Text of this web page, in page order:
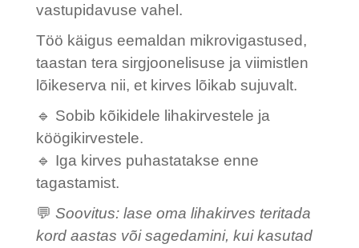
vastupidavuse vahel.
Töö käigus eemaldan mikrovigastused,
taastan tera sirgjoonelisuse ja viimistlen
lõikeserva nii, et kirves lõikab sujuvalt.
🔹 Sobib kõikidele lihakirvestele ja
köögikirvestele.
🔹 Iga kirves puhastatakse enne
tagastamist.
💬 Soovitus: lase oma lihakirves teritada
kord aastas või sagedamini, kui kasutad